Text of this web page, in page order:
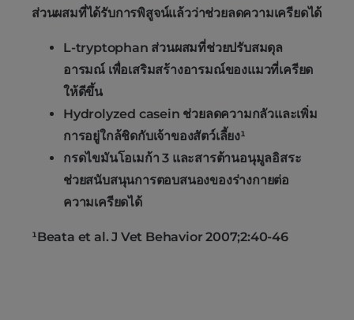
ส่วนผสมที่ได้รับการพิสูจน์แล้วว่าช่วยลดความเครียดได้
L-tryptophan ส่วนผสมที่ช่วยปรับสมดุล
อารมณ์ เพื่อเสริมสร้างอารมณ์ของแมวที่เครียด
ให้ดีขึ้น
Hydrolyzed casein ช่วยลดความกลัวและเพิ่ม
การอยู่ใกล้ชิดกับเจ้าของสัตว์เลี้ยง¹
กรดไขมันโอเมก้า 3 และสารต้านอนุมูลอิสระ
ช่วยสนับสนุนการตอบสนองของร่างกายต่อ
ความเครียดได้
¹Beata et al. J Vet Behavior 2007;2:40-46